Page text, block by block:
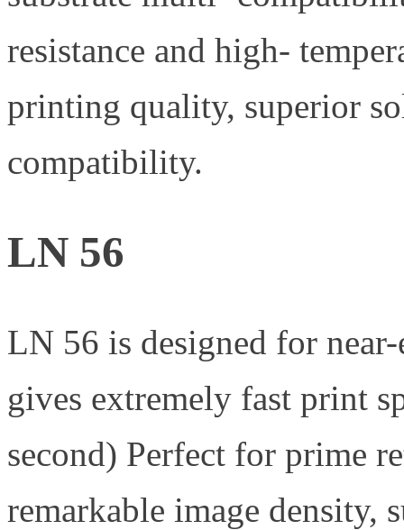
resistance and high-
printing quality, superior
compatibility.
LN 56
LN 56 is designed for
gives extremely fast print
second) Perfect for prime
remarkable image density,